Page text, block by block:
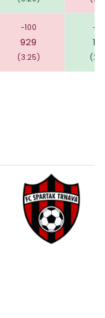
-100
929
(3.25)